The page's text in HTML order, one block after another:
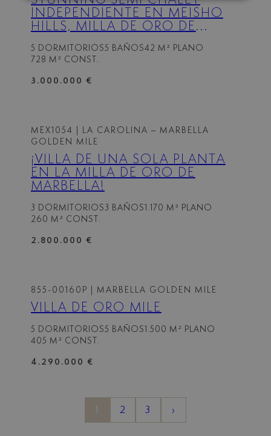
INDEPENDIENTE EN MEISHO
HILLS, MILLA DE ORO DE
5 DORMITORIOS5 BAÑOS42 M² PLANO
728 M² CONST.
3.000.000 €
MEX1054
| LA CAROLINA – MARBELLA
GOLDEN MILE
¡VILLA DE UNA SOLA PLANTA
EN LA MILLA DE ORO DE
MARBELLA!
3 DORMITORIOS3 BAÑOS 1.170 M² PLANO
260 M² CONST.
2.800.000 €
855-00160P | MARBELLA GOLDEN MILE
VILLA DE ORO MILE
5 DORMITORIOS5 BAÑOS 1.500 M² PLANO
405 M² CONST.
4.290.000 €
1 2 3 ›